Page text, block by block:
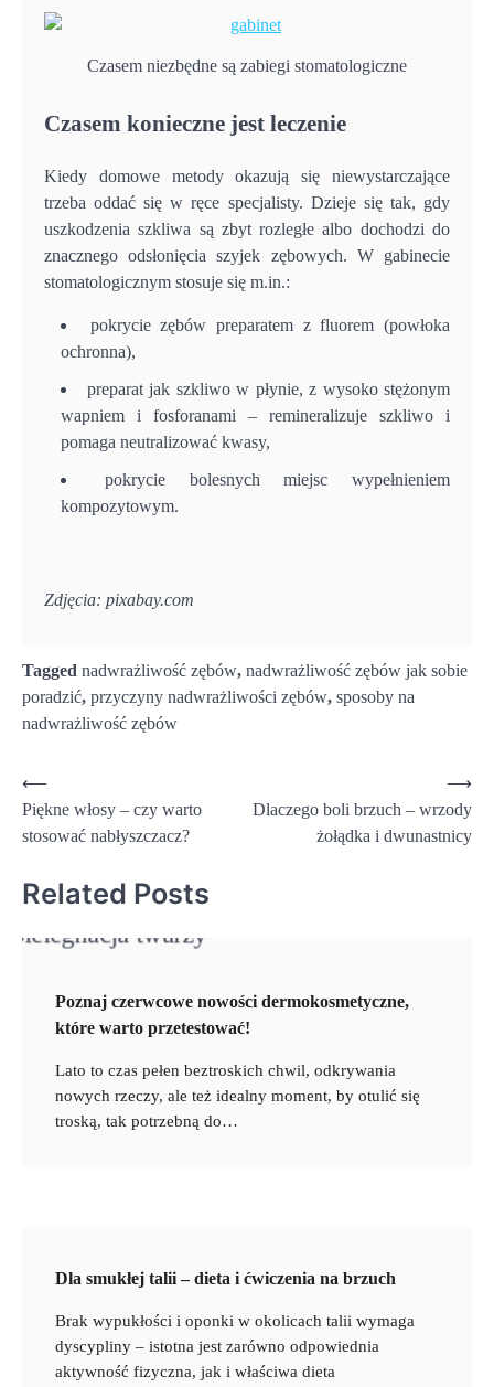
Czasem niezbędne są zabiegi stomatologiczne
Czasem konieczne jest leczenie
Kiedy domowe metody okazują się niewystarczające
trzeba oddać się w ręce specjalisty. Dzieje się tak, gdy
uszkodzenia szkliwa są zbyt rozległe albo dochodzi do
znacznego odsłonięcia szyjek zębowych. W gabinecie
stomatologicznym stosuje się m.in.:
pokrycie zębów preparatem z fluorem (powłoka
ochronna),
preparat jak szkliwo w płynie, z wysoko stężonym
wapniem i fosforanami – remineralizuje szkliwo i
pomaga neutralizować kwasy,
pokrycie bolesnych miejsc wypełnieniem
kompozytowym.
Zdjęcia: pixabay.com
Tagged nadwrażliwość zębów, nadwrażliwość zębów jak sobie
poradzić, przyczyny nadwrażliwości zębów, sposoby na
nadwrażliwość zębów
Nawigacja
wpisu
⟵
Piękne włosy – czy warto
stosować nabłyszczacz?
Dlaczego boli brzuch – wrzody
żołądka i dwunastnicy
⟶
Related Posts
Poznaj czerwcowe nowości dermokosmetyczne,
które warto przetestować!
Lato to czas pełen beztroskich chwil, odkrywania
nowych rzeczy, ale też idealny moment, by otulić się
troską, tak potrzebną do…
Dla smukłej talii – dieta i ćwiczenia na brzuch
Brak wypukłości i oponki w okolicach talii wymaga
dyscypliny – istotna jest zarówno odpowiednia
aktywność fizyczna, jak i właściwa dieta